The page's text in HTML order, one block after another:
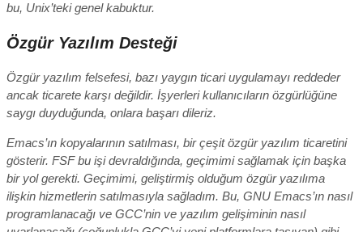
bu, Unix’teki genel kabuktur.
Özgür Yazılım Desteği
Özgür yazılım felsefesi, bazı yaygın ticari uygulamayı reddeder
ancak ticarete karşı değildir. İşyerleri kullanıcıların özgürlüğüne
saygı duyduğunda, onlara başarı dileriz.
Emacs’ın kopyalarının satılması, bir çeşit özgür yazılım ticaretini
gösterir. FSF bu işi devraldığında, geçimimi sağlamak için başka
bir yol gerekti. Geçimimi, geliştirmiş olduğum özgür yazılıma
ilişkin hizmetlerin satılmasıyla sağladım. Bu, GNU Emacs’ın nasıl
programlanacağı ve GCC’nin ve yazılım gelişiminin nasıl